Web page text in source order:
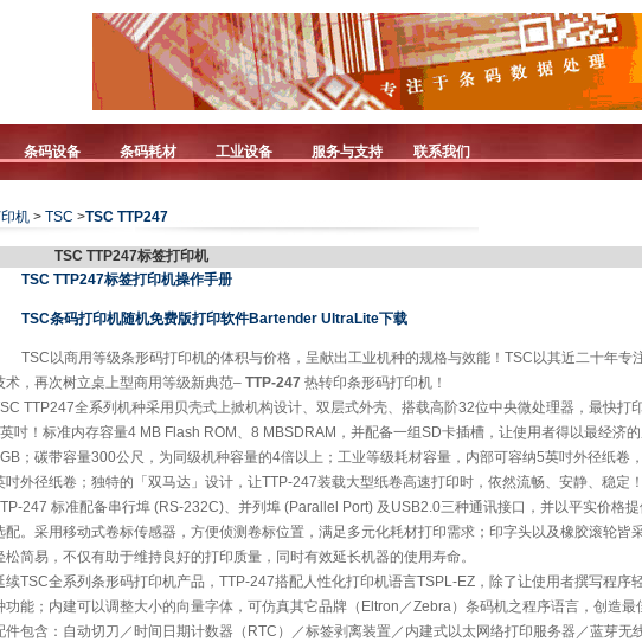
条码设备 条码耗材 工业设备 服务与支持 联系我们
机 > TSC >TSC TTP247
TSC TTP247标签打印机
TSC TTP247标签打印机操作手册
TSC条码打印机随机免费版打印软件Bartender UltraLite下载
TSC以商用等级条形码打印机的体积与价格，呈献出工业机种的规格与效能！TSC以其近二十年专
术，再次树立桌上型商用等级新典范– TTP-247 热转印条形码打印机！
TTP247全系列机种采用贝壳式上掀机构设计、双层式外壳、搭载高阶32位中央微处理器，最快打
吋！标准内存容量4 MB Flash ROM、8 MBSDRAM，并配备一组SD卡插槽，让使用者得以最经济
；碳带容量300公尺，为同级机种容量的4倍以上；工业等级耗材容量，内部可容纳5英吋外径纸卷
吋外径纸卷；独特的「双马达」设计，让TTP-247装载大型纸卷高速打印时，依然流畅、安静、稳定！
247 标准配备串行埠 (RS-232C)、并列埠 (Parallel Port) 及USB2.0三种通讯接口，并以平实价格
配。采用移动式卷标传感器，方便侦测卷标位置，满足多元化耗材打印需求；印字头以及橡胶滚轮皆
松简易，不仅有助于维持良好的打印质量，同时有效延长机器的使用寿命。
续TSC全系列条形码打印机产品，TTP-247搭配人性化打印机语言TSPL-EZ，除了让使用者撰写程序
功能；内建可以调整大小的向量字体，可仿真其它品牌（Eltron／Zebra）条码机之程序语言，创造最
件包含：自动切刀／时间日期计数器（RTC）／标签剥离装置／内建式以太网络打印服务器／蓝芽无